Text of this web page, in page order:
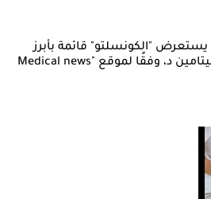
يستعرض "الكونسلتو" قائمة بأبرز
الأمراض التي قد يعالجها فيتامين د، وفقًا لموقع "Medical news